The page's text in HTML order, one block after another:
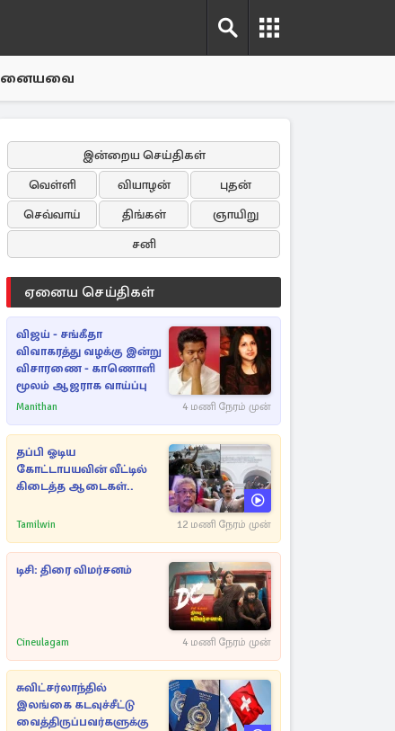
இன்றைய செய்திகள்
வெள்ளி
வியாழன்
புதன்
செவ்வாய்
திங்கள்
ஞாயிறு
சனி
ஏனைய செய்திகள்
விஜய் - சங்கீதா
விவாகரத்து வழக்கு இன்று
விசாரணை - காணொளி
மூலம் ஆஜராக வாய்ப்பு
Manithan 4 மணி நேரம் முன்
தப்பி ஓடிய
கோட்டாபயவின் வீட்டில்
கிடைத்த ஆடைகள்..
Tamilwin 12 மணி நேரம் முன்
டிசி: திரை விமர்சனம்
Cineulagam 4 மணி நேரம் முன்
சுவிட்சர்லாந்தில்
இலங்கை கடவுச்சீட்டு
வைத்திருப்பவர்களுக்கு